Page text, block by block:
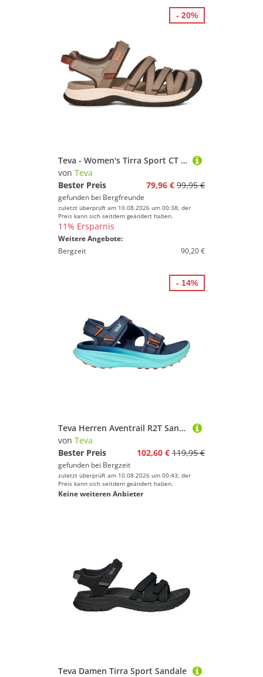
Teva - Women's Tirra Sport CT - Sandalen Gr 38 braun/beige
von Teva
Bester Preis
79,96 € 99,95 €
gefunden bei Bergfreunde
zuletzt überprüft am 10.08.2026 um 00:38; der
Preis kann sich seitdem geändert haben.
11% Ersparnis
Weitere Angebote:
Bergzeit
90,20 €
- 20%
Teva Herren Aventrail R2T Sandale
von Teva
Bester Preis
102,60 € 119,95 €
gefunden bei Bergzeit
zuletzt überprüft am 10.08.2026 um 00:43; der
Preis kann sich seitdem geändert haben.
Keine weiteren Anbieter
- 14%
Teva Damen Tirra Sport Sandale